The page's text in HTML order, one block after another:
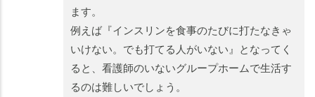
ます。
例えば『インスリンを食事のたびに打たなきゃ
いけない。でも打てる人がいない』となってく
ると、看護師のいないグループホームで生活す
るのは難しいでしょう。